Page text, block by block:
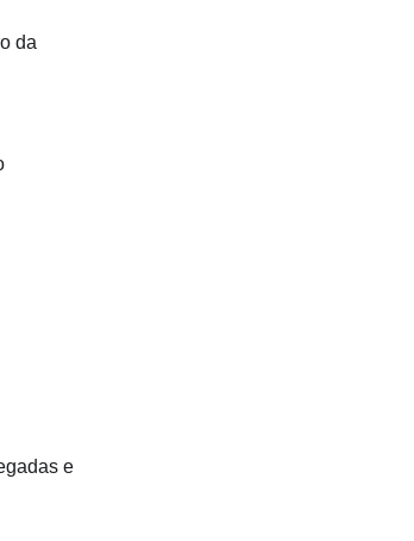
da
e